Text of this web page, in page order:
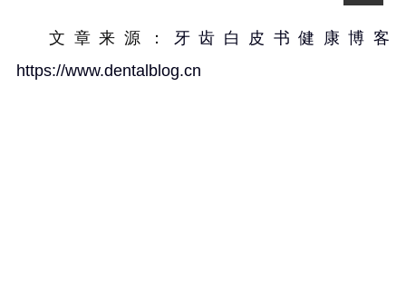
文章来源：
牙齿白皮书健康博客
https://www.dentalblog.cn